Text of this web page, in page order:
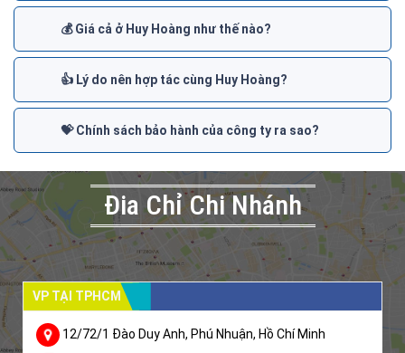
💰 Giá cả ở Huy Hoàng như thế nào?
👍 Lý do nên hợp tác cùng Huy Hoàng?
💝 Chính sách bảo hành của công ty ra sao?
Đia Chỉ Chi Nhánh
VP TẠI TPHCM
12/72/1 Đào Duy Anh, Phú Nhuận, Hồ Chí Minh